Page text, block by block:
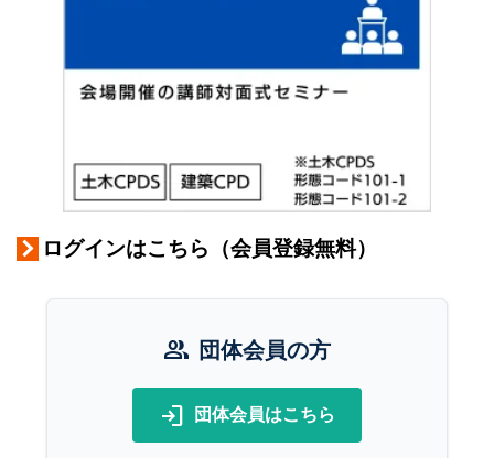
ログインはこちら（会員登録無料）
group 団体会員の方
login 団体会員はこちら